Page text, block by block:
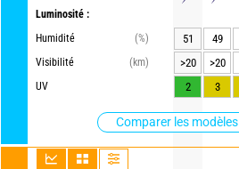
Luminosité :
Humidité
(%)
Visibilité
(km)
UV
Comparer les
51 49
>20
>20
2
3